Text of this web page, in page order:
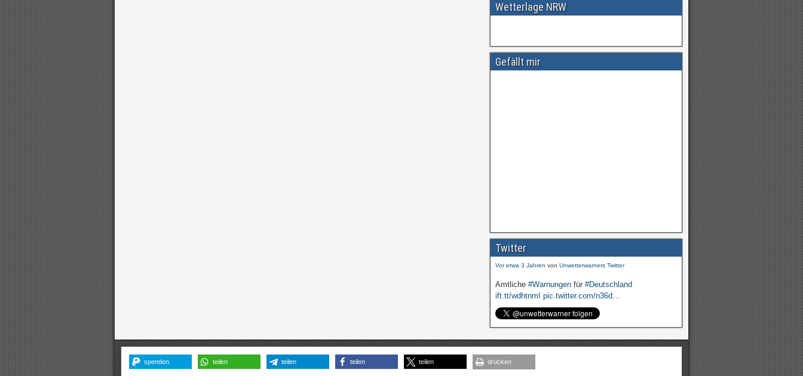
Wetterlage NRW
Gefällt mir
Twitter
ift.tt/wdhtnmI pic.twitter.com/cmFX…
Vor etwa 3 Jahren
Amtliche#Warnungenfür#Deutschland
ift.tt/wdhtnmI pic.twitter.com/n36d…
Vor etwa 3 JahrenvonUnwetterwarners Twitter
spenden teilen teilen teilen teilen drucken